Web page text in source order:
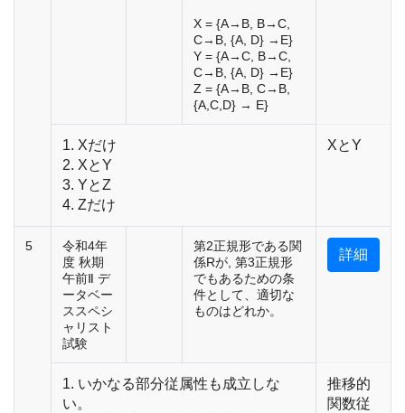
X = {A→B, B→C,
C→B, {A, D} →E}
Y = {A→C, B→C,
C→B, {A, D} →E}
Z = {A→B, C→B,
{A,C,D} → E}
1. Xだけ
2. XとY
3. YとZ
4. Zだけ
XとY
5
令和4年
度 秋期
午前Ⅱ デ
ータベー
ススペシ
ャリスト
試験
第2正規形である関
係Rが, 第3正規形
でもあるための条
件として、適切な
ものはどれか。
詳細
1. いかなる部分従属性も成立しな
い。
推移的
関数従